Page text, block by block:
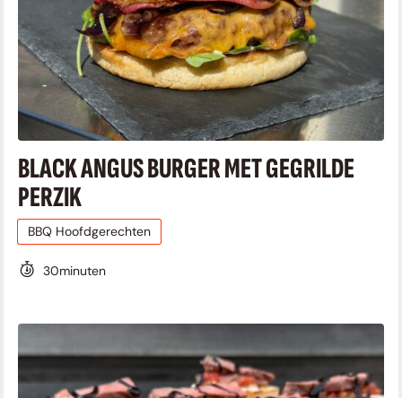
BLACK ANGUS BURGER MET GEGRILDE
PERZIK
BBQ Hoofdgerechten
30minuten